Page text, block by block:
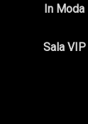
In Moda
Sala VIP